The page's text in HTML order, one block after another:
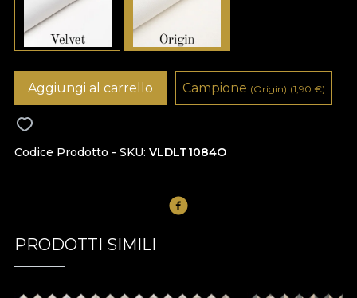
Codice Prodotto - SKU VLDLT1084O
Aggiungi al carrello Campione (Origin) (1,90 €)
PRODOTTI SIMILI